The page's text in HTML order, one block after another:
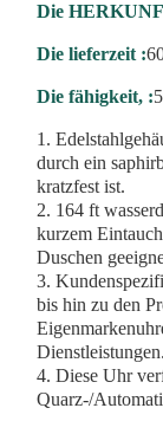
Die
Die lieferzeit :
Die fähigkeit, :
1.
durch ein
kratzfest ist.
2. 164 ft
kurzem
Duschen
3.
bis hin zu den
Dienstleistungen.
4. Diese Uhr
Quarz-/